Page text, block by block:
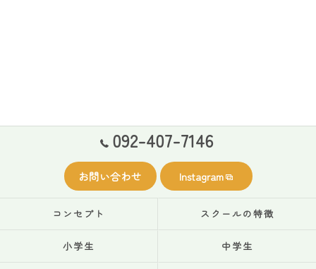
092-407-7146
お問い合わせ Instagram
コンセプト スクールの特徴
小学生 中学生